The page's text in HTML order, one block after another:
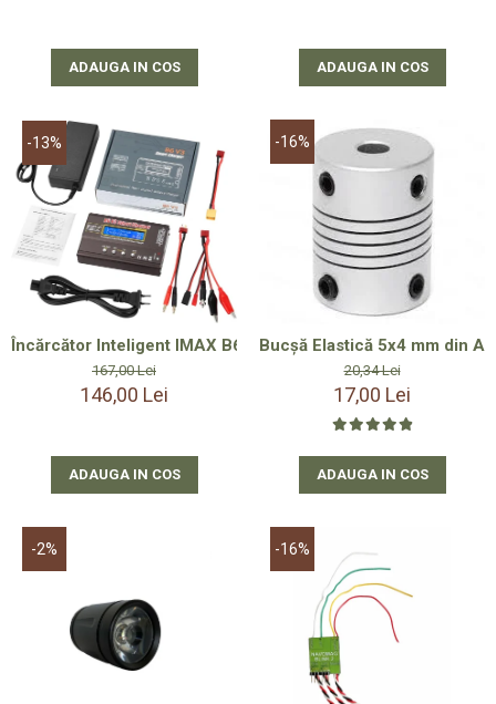
ADAUGA IN COS ADAUGA IN COS
-13%
Încărcător Inteligent IMAX B6 V3 80W 6A + Alimentator
167,00 Lei
146,00 Lei
ADAUGA IN COS
-16%
Bucșă Elastică 5x4 mm din
20,34 Lei
17,00 Lei
ADAUGA IN COS
-2% -16%